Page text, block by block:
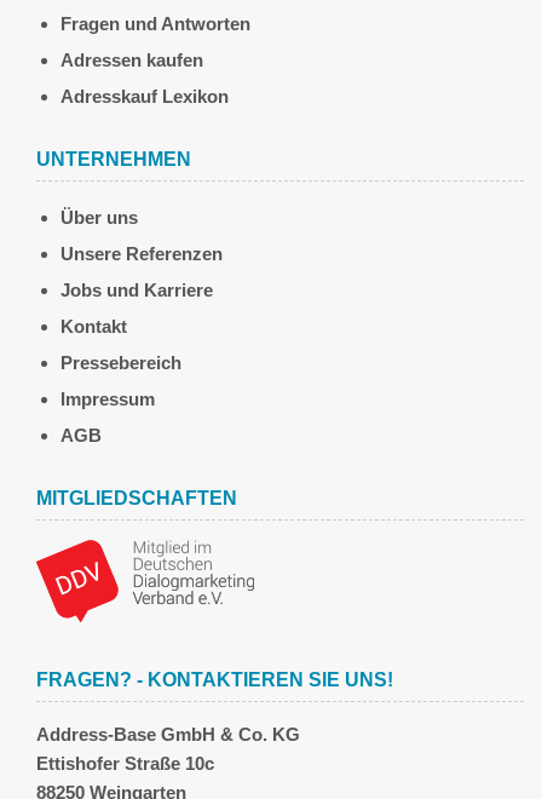
Fragen und Antworten
Adressen kaufen
Adresskauf Lexikon
UNTERNEHMEN
Über uns
Unsere Referenzen
Jobs und Karriere
Kontakt
Pressebereich
Impressum
AGB
MITGLIEDSCHAFTEN
FRAGEN? - KONTAKTIEREN SIE UNS!
Address-Base GmbH & Co. KG
Ettishofer Straße 10c
88250 Weingarten